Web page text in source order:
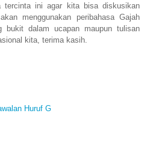
ini agar kita bisa diskusikan
menggunakan peribahasa Gajah
bukit dalam ucapan maupun tulisan
kita, terima kasih.
Huruf G